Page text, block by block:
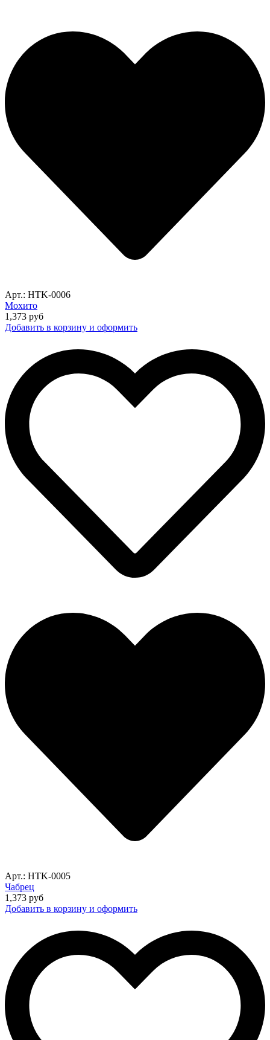
Арт.: HTK-0006
Мохито
1,373 руб
Добавить в корзину и оформить
Арт.: HTK-0005
Чабрец
1,373 руб
Добавить в корзину и оформить